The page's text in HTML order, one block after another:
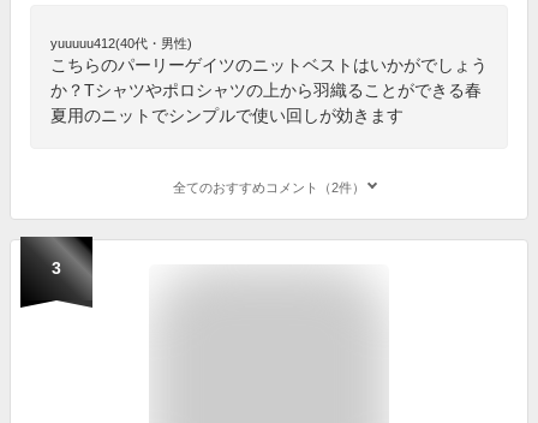
yuuuuu412(40代・男性)
こちらのパーリーゲイツのニットベストはいかがでしょう
か？Tシャツやポロシャツの上から羽織ることができる春
夏用のニットでシンプルで使い回しが効きます
全てのおすすめコメント（2件）
3